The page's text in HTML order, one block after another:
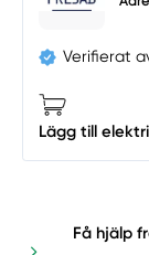
Verifierat
Lägg till
Få hjälp